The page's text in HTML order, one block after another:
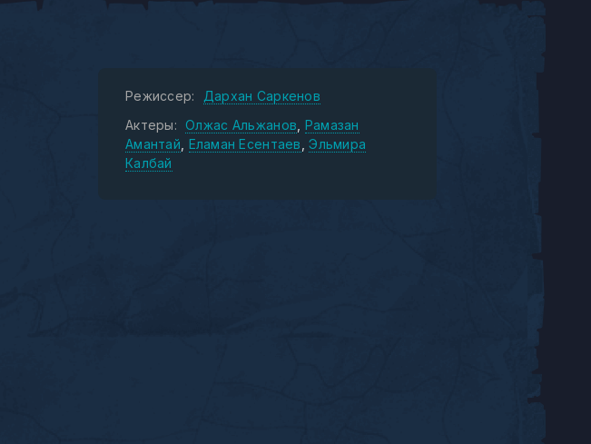
Режиссер:
Дархан Саркенов
Актеры:
Олжас Альжанов Рамазан
Амантай Еламан Есентаев
Эльмира
Калбай